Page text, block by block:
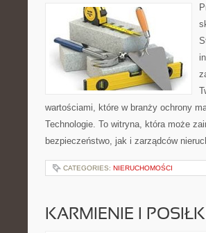
wartościami, które w branży ochrony
Technologie. To witryna, która może
bezpieczeństwo, jak i zarządców
CATEGORIES: NIERUCHOMOŚCI
KARMIENIE I POSIŁKI